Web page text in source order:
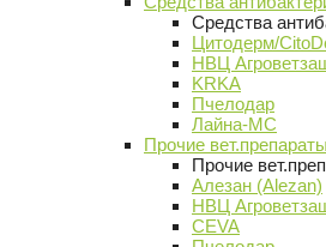
Средства
Цитодерм/
НВЦ
KRKA
Пчелодар
Лайна-МС
Прочие вет.препараты
Прочие
Алезан (Alezan)
НВЦ
CEVA